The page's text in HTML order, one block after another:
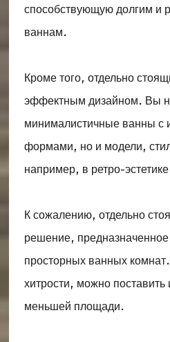
способствующую долгим и
ваннам.
Кроме того, отдельно
эффектным дизайном. Вы
минималистичные ванны с
формами, но и модели,
например, в ретро-
К сожалению, отдельно
решение,
просторных ванных
хитрости, можно поставить
меньшей площади.